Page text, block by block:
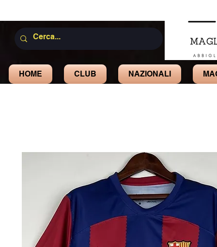
HOME CLUB NAZIONALI